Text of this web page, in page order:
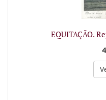
EQUITAÇÃO.